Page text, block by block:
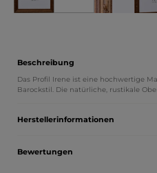
Beschreibung
Das Profil Irene ist eine hochwertige
Barockstil. Die natürliche, rustikale
Herstellerinformationen
Bewertungen